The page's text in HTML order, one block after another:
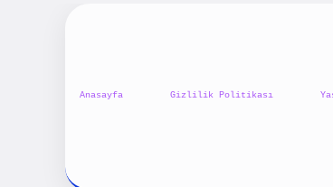
Anasayfa Gizlilik Politikası